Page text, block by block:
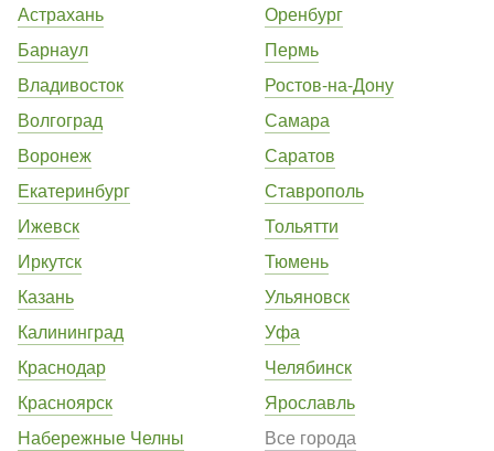
Астрахань
Барнаул
Владивосток
Волгоград
Воронеж
Екатеринбург
Ижевск
Иркутск
Казань
Калининград
Краснодар
Красноярск
Набережные Челны
Оренбург
Пермь
Ростов-на-Дону
Самара
Саратов
Ставрополь
Тольятти
Тюмень
Ульяновск
Уфа
Челябинск
Ярославль
Все города